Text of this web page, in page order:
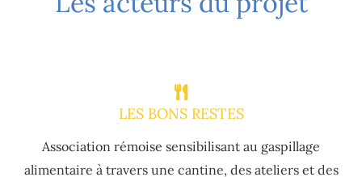
LES BONS RESTES
Association rémoise sensibilisant au gaspillage
alimentaire à travers une cantine, des ateliers et des